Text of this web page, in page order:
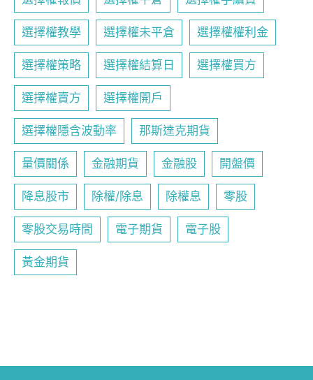
選擇權教學 選擇權未平倉 選擇權權利金
選擇權策略 選擇權結算日 選擇權買方
選擇權賣方 選擇權開戶
選擇權隱含波動率 那斯達克期貨
量價關係 金融期貨 金融股 開盤價
降息股市 除權/除息 除權息 零股
零股交易時間 電子期貨 電子股
黃金期貨